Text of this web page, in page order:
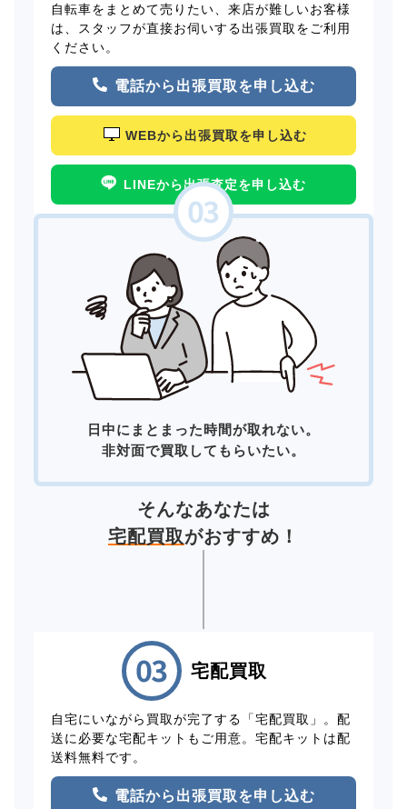
自転車をまとめて売りたい、来店が難しいお客様
は、スタッフが直接お伺いする出張買取をご利用
ください。
電話から出張買取を申し込む
WEBから出張買取を申し込む
LINEから出張査定を申し込む
日中にまとまった時間が取れない。
非対面で買取してもらいたい。
そんなあなたは
宅配買取がおすすめ！
宅配買取
自宅にいながら買取が完了する「宅配買取」。配
送に必要な宅配キットもご用意。宅配キットは配
送料無料です。
電話から出張買取を申し込む